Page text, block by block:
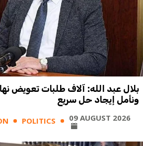
بلال عبد الله: آلاف طلبات تعويض
ونأمل إيجاد حل سريع
POLITICS 09 AUGUST 2026